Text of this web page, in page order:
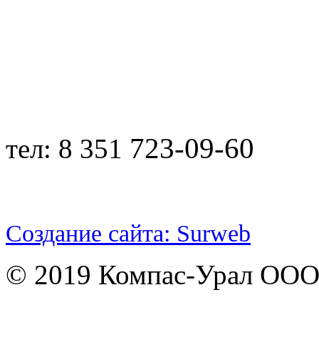
тел: 8 351 723-09-60
Создание сайта: Surweb
© 2019 Компас-Урал